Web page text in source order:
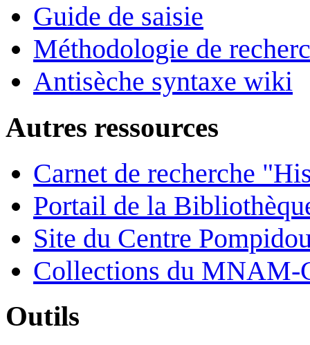
Guide de saisie
Méthodologie de
Antisèche syntaxe wiki
Autres ressources
Carnet de recherche
Portail de la
Site du Centre
Collections du MNAM-
Outils